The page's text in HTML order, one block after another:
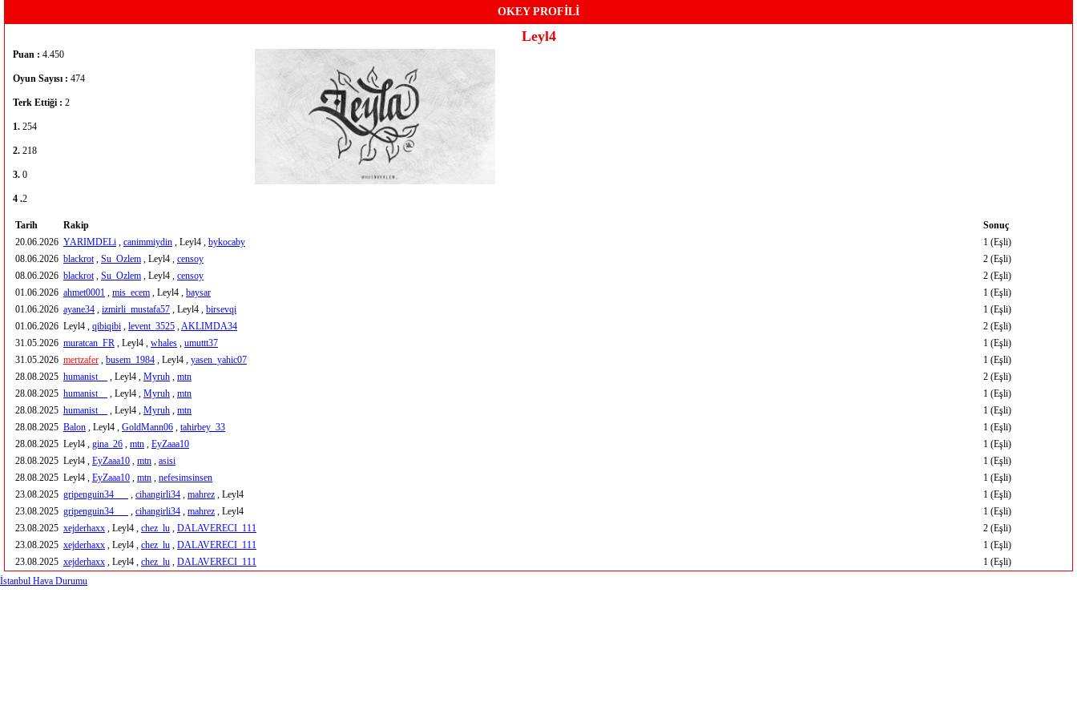
OKEY PROFİLİ
Leyl4
Puan : 4.450
Oyun Sayısı : 474
Terk Ettiği : 2
1. 254
2. 218
3. 0
4 .2
Tarih Rakip
Sonuç
20.06.2026 YARIMDELi , canimmiydin , Leyl4 , bykocaby
1 (Eşli)
08.06.2026 blackrot, Su_Ozlem , Leyl4 , censoy
2 (Eşli)
08.06.2026 blackrot, Su_Ozlem , Leyl4 , censoy
2 (Eşli)
01.06.2026 ahmet0001 , mis_ecem , Leyl4 , baysar
1 (Eşli)
01.06.2026 ayane34 , izmirli_mustafa57 , Leyl4 , birsevqi
1 (Eşli)
01.06.2026 Leyl4 , qibiqibi , levent_3525 ,AKLIMDA34
2 (Eşli)
31.05.2026 muratcan_FR , Leyl4 , whales , umuttt37
1 (Eşli)
31.05.2026 mertzafer , busem_1984 , Leyl4 , yasen_yahic07
1 (Eşli)
28.08.2025 humanist__ , Leyl4 , Myruh , mtn
2 (Eşli)
28.08.2025 humanist__ , Leyl4 , Myruh , mtn
1 (Eşli)
28.08.2025 humanist__ , Leyl4 , Myruh , mtn
1 (Eşli)
28.08.2025 Balon , Leyl4 , GoldMann06 , tahirbey_33
1 (Eşli)
28.08.2025 Leyl4 , gina_26 , mtn , EyZaaa10
1 (Eşli)
28.08.2025 Leyl4 , EyZaaa10 , mtn , asisi
1 (Eşli)
28.08.2025 Leyl4 , EyZaaa10 , mtn , nefesimsinsen
1 (Eşli)
23.08.2025 gripenguin34___ , cihangirli34 , mahrez , Leyl4
1 (Eşli)
23.08.2025 gripenguin34___ , cihangirli34 , mahrez , Leyl4
1 (Eşli)
23.08.2025 xejderhaxx , Leyl4 , chez_lu , DALAVERECI_111
2 (Eşli)
23.08.2025 xejderhaxx , Leyl4 , chez_lu , DALAVERECI_111
1 (Eşli)
23.08.2025 xejderhaxx , Leyl4 , chez_lu , DALAVERECI_111
1 (Eşli)
İstanbul Hava Durumu